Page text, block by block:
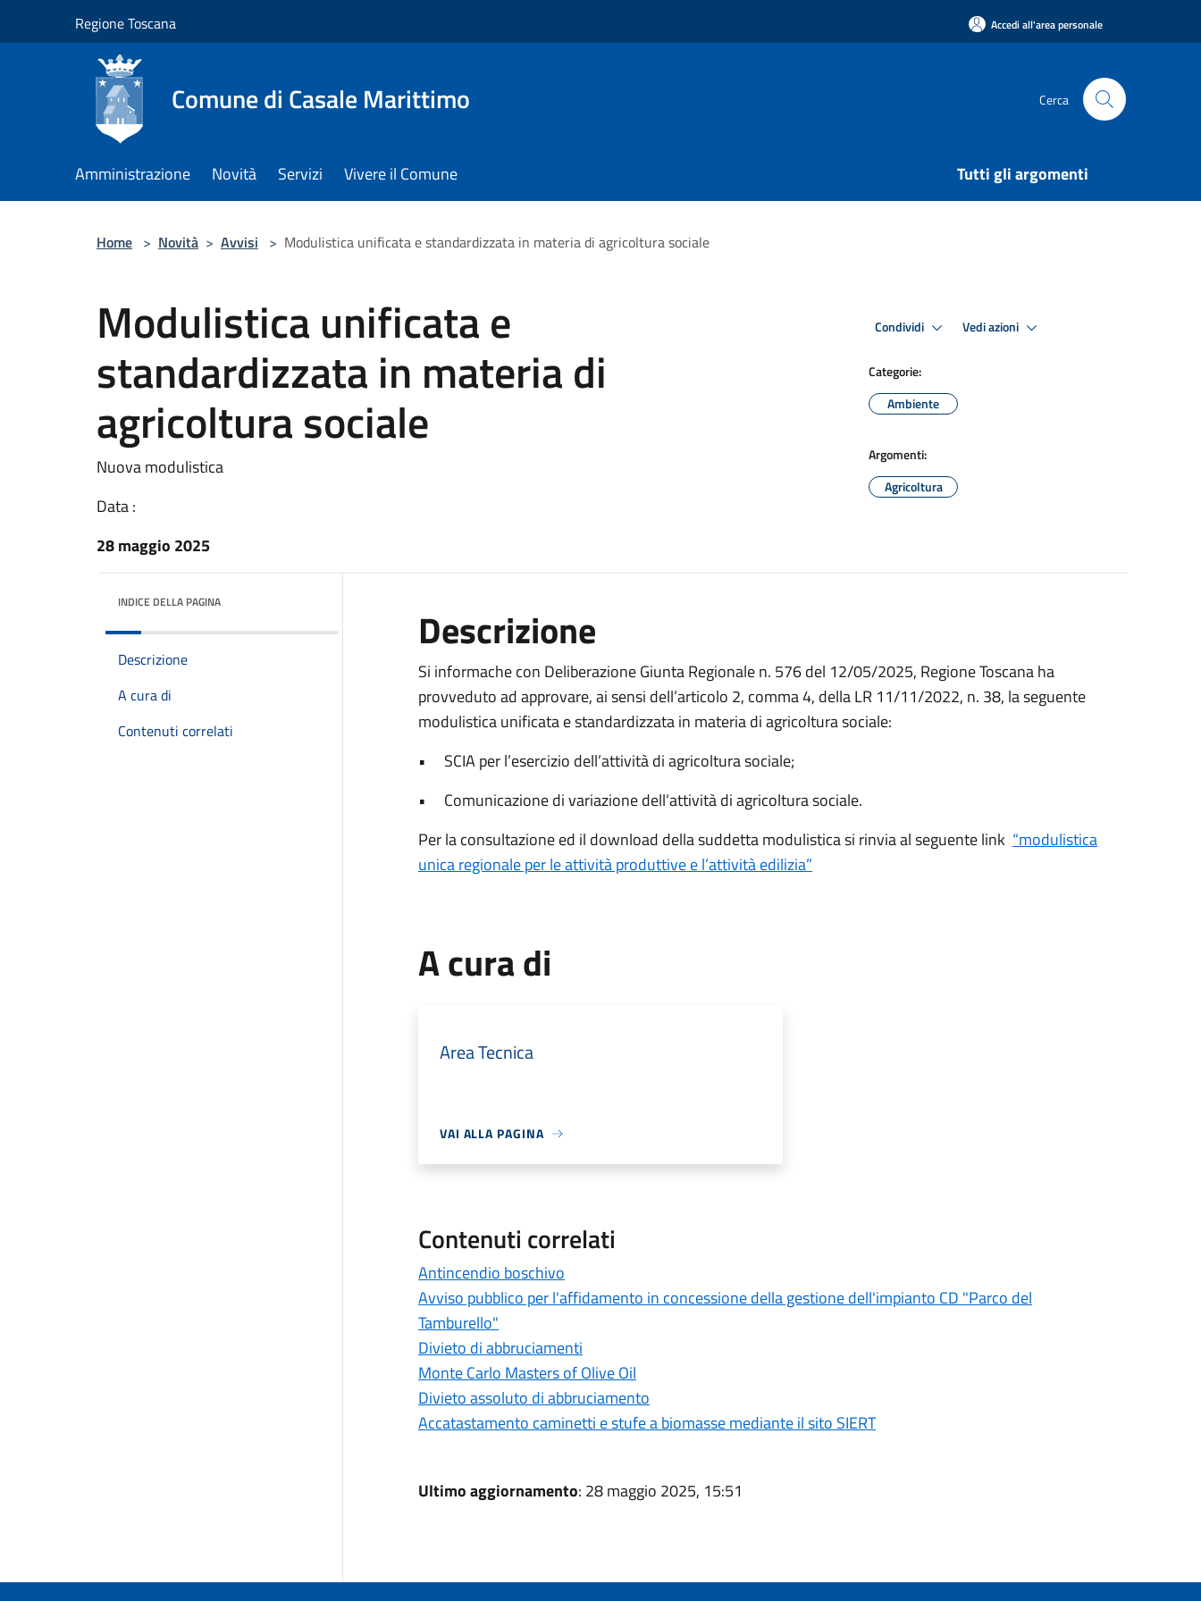
Regione Toscana Accedi all'area personale
Comune di Casale Marittimo Cerca
Amministrazione Novità Servizi Vivere il Comune Tutti gli argomenti
Home > Novità > Avvisi > Modulistica unificata e standardizzata in materia di agricoltura sociale
Modulistica unificata e
standardizzata in materia di
agricoltura sociale
Nuova modulistica
Data :
28 maggio 2025
Condividi Vedi azioni
Categorie:
Ambiente
Argomenti:
Agricoltura
INDICE DELLA PAGINA
Descrizione
A cura di
Contenuti correlati
Descrizione
Si informache con Deliberazione Giunta Regionale n. 576 del 12/05/2025, Regione Toscana ha
provveduto ad approvare, ai sensi dell’articolo 2, comma 4, della LR 11/11/2022, n. 38, la seguente
modulistica unificata e standardizzata in materia di agricoltura sociale:
• SCIA per l’esercizio dell’attività di agricoltura sociale;
• Comunicazione di variazione dell’attività di agricoltura sociale.
Per la consultazione ed il download della suddetta modulistica si rinvia al seguente link “modulistica
unica regionale per le attività produttive e l’attività edilizia”
A cura di
Area Tecnica
VAI ALLA PAGINA
Contenuti correlati
Antincendio boschivo
Avviso pubblico per l'affidamento in concessione della gestione dell'impianto CD "Parco del
Tamburello"
Divieto di abbruciamenti
Monte Carlo Masters of Olive Oil
Divieto assoluto di abbruciamento
Accatastamento caminetti e stufe a biomasse mediante il sito SIERT
Ultimo aggiornamento: 28 maggio 2025, 15:51